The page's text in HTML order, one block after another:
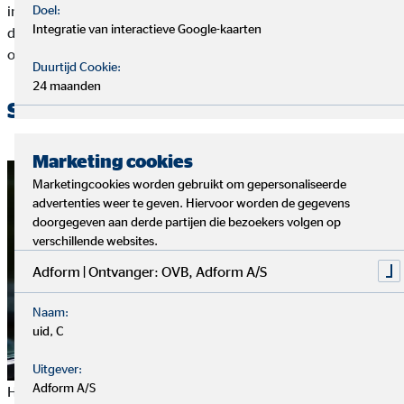
inkomen van je ouders en je gezinssituatie. Bekijk zeker eens
de informatie op de website studietoelagen.be waar je alle
officiële informatie terugvindt.
Studentenleningen
Het is niet algemeen geweten en het komt niet zo vaak voor,
Doel:
Integratie van interactieve Google-kaarten
Duurtijd Cookie:
24 maanden
Marketing cookies
Marketingcookies worden gebruikt om gepersonaliseerde
advertenties weer te geven. Hiervoor worden de gegevens
doorgegeven aan derde partijen die bezoekers volgen op
verschillende websites.
Adform | Ontvanger: OVB, Adform A/S
Naam:
uid, C
Uitgever:
Adform A/S